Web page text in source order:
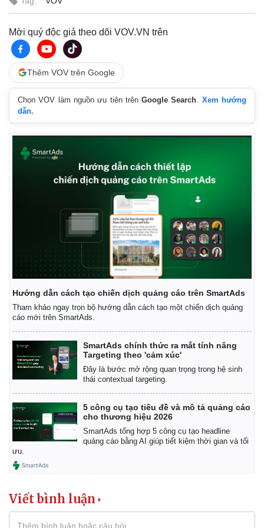
Mời quý độc giả theo dõi VOV.VN trên
Thêm VOV trên Google
Chọn VOV làm nguồn ưu tiên trênGoogle Search
Xem hướng
dẫn.
Hướng dẫn cách tạo chiến dịch quảng cáo trên SmartAds
Tham khảo ngay trọn bộ hướng dẫn cách tạo một chiến dịch quảng
cáo mới trên SmartAds.
SmartAds chính thức ra mắt tính năng
Targeting theo 'cảm xúc'
Đây là bước mở rộng quan trọng trong hệ sinh
thái contextual targeting.
5 công cụ tạo tiêu đề và mô tả quảng cáo
cho thương hiệu 2026
SmartAds tổng hợp 5 công cụ tạo headline
quảng cáo bằng AI giúp tiết kiệm thời gian và tối
ưu.
Viết bình luận